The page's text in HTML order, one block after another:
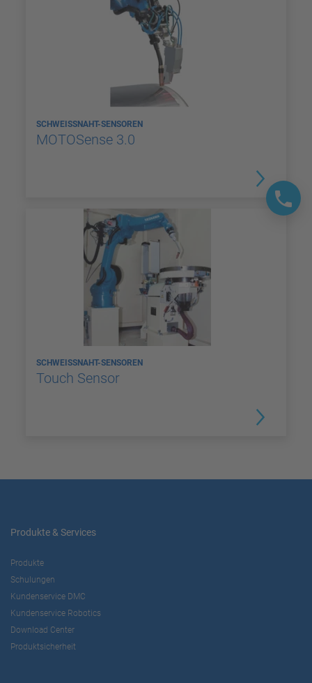
SCHWEISSNAHT-SENSOREN
MOTOSense 3.0
SCHWEISSNAHT-SENSOREN
Touch Sensor
Produkte & Services
Produkte
Schulungen
Kundenservice DMC
Kundenservice Robotics
Download Center
Produktsicherheit